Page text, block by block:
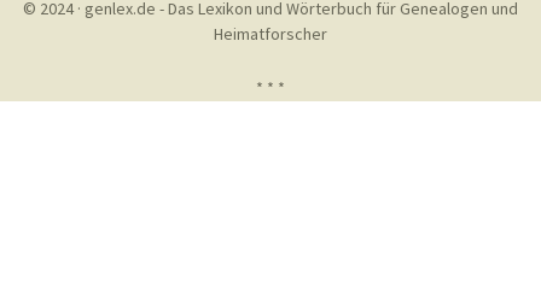
© 2024 · genlex.de - Das Lexikon und Wörterbuch für Genealogen und
Heimatforscher
* * *